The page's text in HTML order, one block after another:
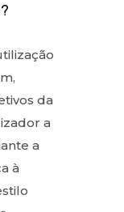
da
a
a
à